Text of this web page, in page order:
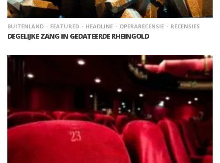
BUITENLAND FEATURED HEADLINE OPERARECENSIE RECENSIES
DEGELIJKE ZANG IN GEDATEERDE RHEINGOLD